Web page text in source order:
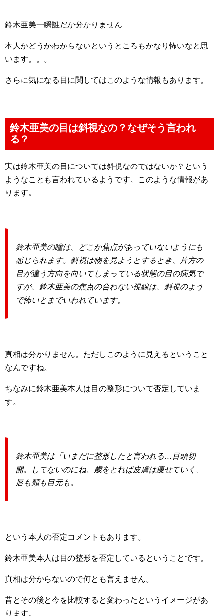
鈴木亜美一瞬誰だか分かりません
本人かどうかわからないというところもかなり怖いなと思
います。。。
さらに気になる目に関してはこのような情報もあります。
鈴木亜美の目は斜視なの？なぜそう言われ
る？
実は鈴木亜美の目については斜視なのではないか？という
ようなことも言われているようです。このような情報があ
ります。
鈴木亜美の瞳は、どこか焦点があっていないようにも
感じられます。斜視は物を見ようとするとき、片方の
目が違う方向を向いてしまっている状態の目の病気で
すが、鈴木亜美の焦点の合わない視線は、斜視のよう
で怖いとまでいわれています。
真相は分かりません。ただしこのように見えるということ
なんですね。
ちなみに鈴木亜美本人は目の整形について否定していま
す。
鈴木亜美は「いまだに整形したと言われる…目頭切
開。してないのにね。歳をとれば皮膚は痩せていく、
唇も頬も目元も。
という本人の否定コメントもあります。
鈴木亜美本人は目の整形を否定しているということです。
真相は分からないので何とも言えません。
昔とその後と今を比較すると変わったというイメージがあ
ります。